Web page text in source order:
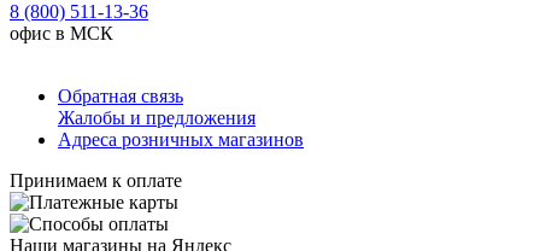
8 (800) 511-13-36
офис в МСК
Обратная связь
Жалобы и предложения
Адреса розничных магазинов
Принимаем к оплате
Наши магазины на Яндекс